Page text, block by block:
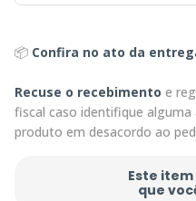
📦 Confira no ato da
Recuse o recebimento e
fiscal caso identifique
produto em desacordo ao
Este
que